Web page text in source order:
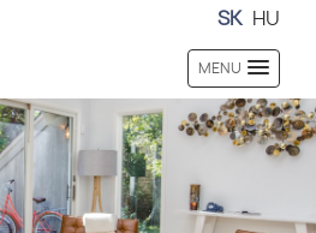
SK HU
MENU